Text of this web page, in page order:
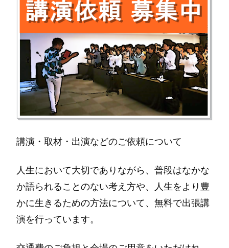
講演・取材・出演などのご依頼について
人生において大切でありながら、普段はなかな
か語られることのない考え方や、人生をより豊
かに生きるための方法について、無料で出張講
演を行っています。